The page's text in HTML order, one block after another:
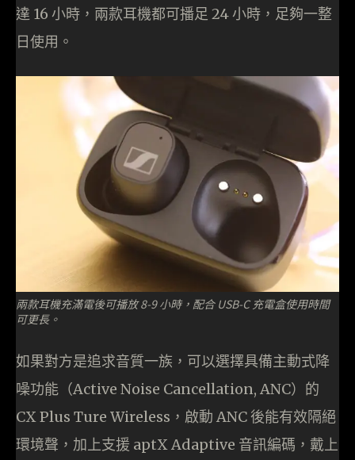
達 16 小時，兩款耳機都可播足 24 小時，足夠一整
日使用。
兩款耳機充滿電後可播放 8-9 小時，配合 USB-C 充電盒使用時間
可更長。
如果對方是追求音質一族，可以選擇具備主動式降
噪功能（Active Noise Cancellation, ANC）的
CX Plus Ture Wireless，啟動 ANC 後能有效隔絕
環境聲，加上支援 aptX Adaptive 音訊編碼，戴上